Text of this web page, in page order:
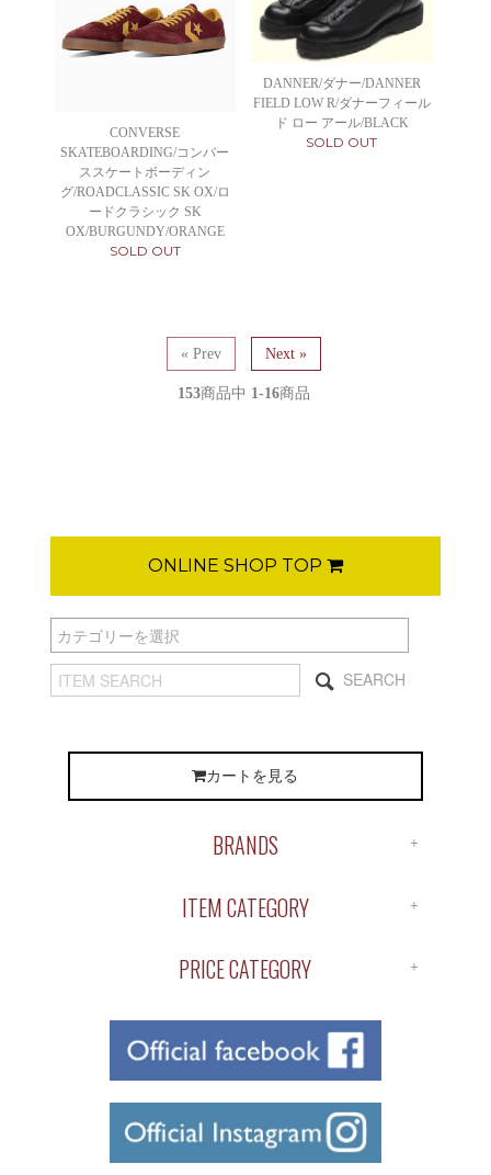
CONVERSE
SKATEBOARDING/コンバー
ススケートボーディン
グ/ROADCLASSIC SK OX/ロ
ードクラシック SK
OX/BURGUNDY/ORANGE
SOLD OUT
DANNER/ダナー/DANNER
FIELD LOW R/ダナーフィール
ド ロー アール/BLACK
SOLD OUT
« Prev Next »
153商品中 1-16商品
ONLINE SHOP TOP
SEARCH
カートを見る
BRANDS
ANTIDOTE
APOTHEKE
ChahChah
CLUCT
COOTIE
ITEM CATEGORY
SHIRTS
S/S TEE
L/S TEE
CUTSAW
JACKET
PRICE CATEGORY
￥1,000～￥2,000
￥2,000～￥3,000
￥3,000～￥4,000
￥4,000～￥5,000